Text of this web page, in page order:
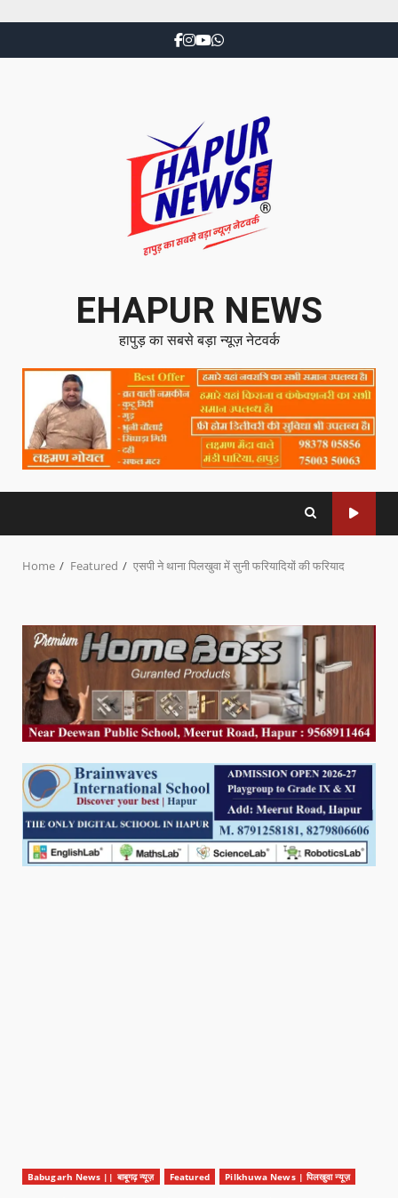
EHAPUR NEWS
हापुड़ का सबसे बड़ा न्यूज़ नेटवर्क
Home Featured एसपी ने थाना पिलखुवा में सुनी फरियादियों की फरियाद
Babugarh News || बाबूगढ़ न्यूज़ Featured Pilkhuwa News | पिलखुवा न्यूज़